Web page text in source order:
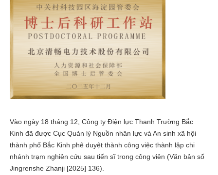
Vào ngày 18 tháng 12, Công ty Điện lực Thanh Trường Bắc
Kinh đã được Cục Quản lý Nguồn nhân lực và An sinh xã hội
thành phố Bắc Kinh phê duyệt thành công việc thành lập chi
nhánh trạm nghiên cứu sau tiến sĩ trong công viên (Văn bản số
Jingrenshe Zhanji [2025] 136).